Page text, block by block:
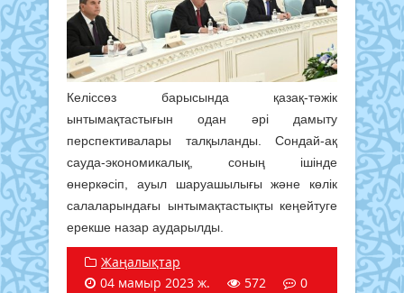
Келіссөз барысында қазақ-тәжік
ынтымақтастығын одан әрі дамыту
перспективалары талқыланды. Сондай-ақ
сауда-экономикалық, соның ішінде
өнеркәсіп, ауыл шаруашылығы және көлік
салаларындағы ынтымақтастықты кеңейтуге
ерекше назар аударылды.
Жаңалықтар
04 мамыр 2023 ж.
572 0